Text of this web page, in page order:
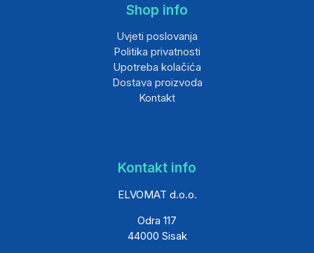
Shop info
Uvjeti poslovanja
Politika privatnosti
Upotreba kolačića
Dostava proizvoda
Kontakt
Kontakt info
ELVOMAT d.o.o.
Odra 117
44000 Sisak